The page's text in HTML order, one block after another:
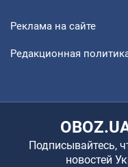
Реклама на сайте
Редакционная
Подписывайтесь,
новостей